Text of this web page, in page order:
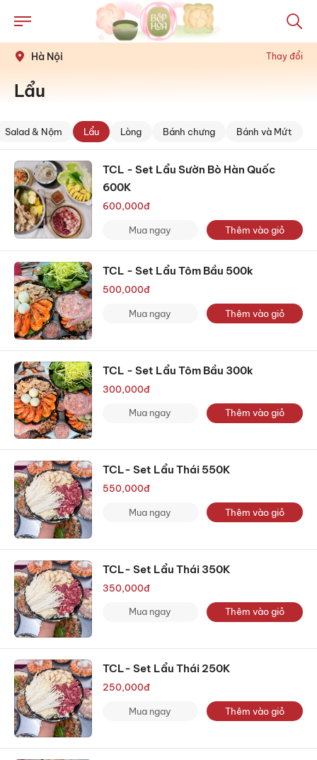
Hà Nội Thay đổi
Lẩu
Salad & Nộm Lẩu Lòng Bánh chưng Bánh và Mứt
TCL - Set Lẩu Sườn Bò Hàn Quốc
600K
600,000đ
Mua ngay Thêm vào giỏ
TCL - Set Lẩu Tôm Bầu 500k
500,000đ
Mua ngay Thêm vào giỏ
TCL - Set Lẩu Tôm Bầu 300k
300,000đ
Mua ngay Thêm vào giỏ
TCL- Set Lẩu Thái 550K
550,000đ
Mua ngay Thêm vào giỏ
TCL- Set Lẩu Thái 350K
350,000đ
Mua ngay Thêm vào giỏ
TCL- Set Lẩu Thái 250K
250,000đ
Mua ngay Thêm vào giỏ